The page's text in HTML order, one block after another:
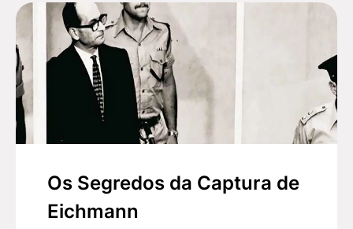
Os Segredos da Captura de
Eichmann